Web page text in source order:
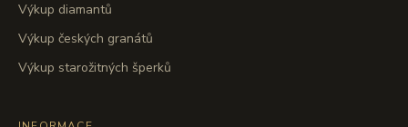
Výkup diamantů
Výkup českých granátů
Výkup starožitných šperků